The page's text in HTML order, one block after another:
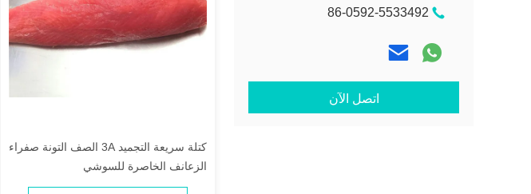
86-0592-5533492
اتصل الآن
كتلة سريعة التجميد 3A الصف التونة صفراء
الزعانف الخاصرة للسوشي